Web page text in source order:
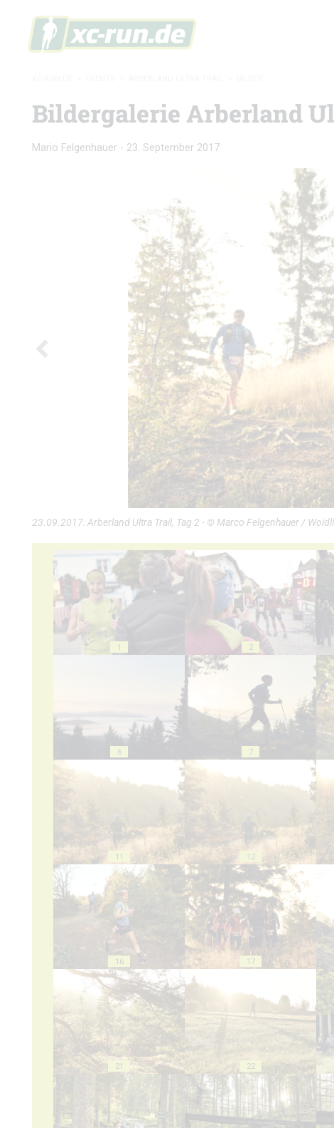
Bildergalerie Arberland
Mario Felgenhauer - 23. September 2017
23.09.2017: Arberland Ultra Trail, Tag 2 - © Marco Felgenhauer /
1 2
6 7
11 12
16 17
21 22